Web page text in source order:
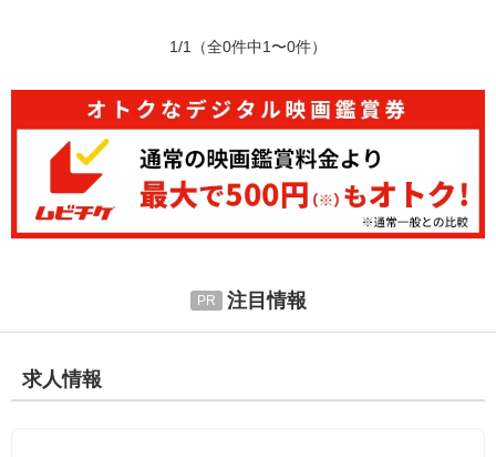
1/1 （全0件中1〜0件）
注目情報
求人情報